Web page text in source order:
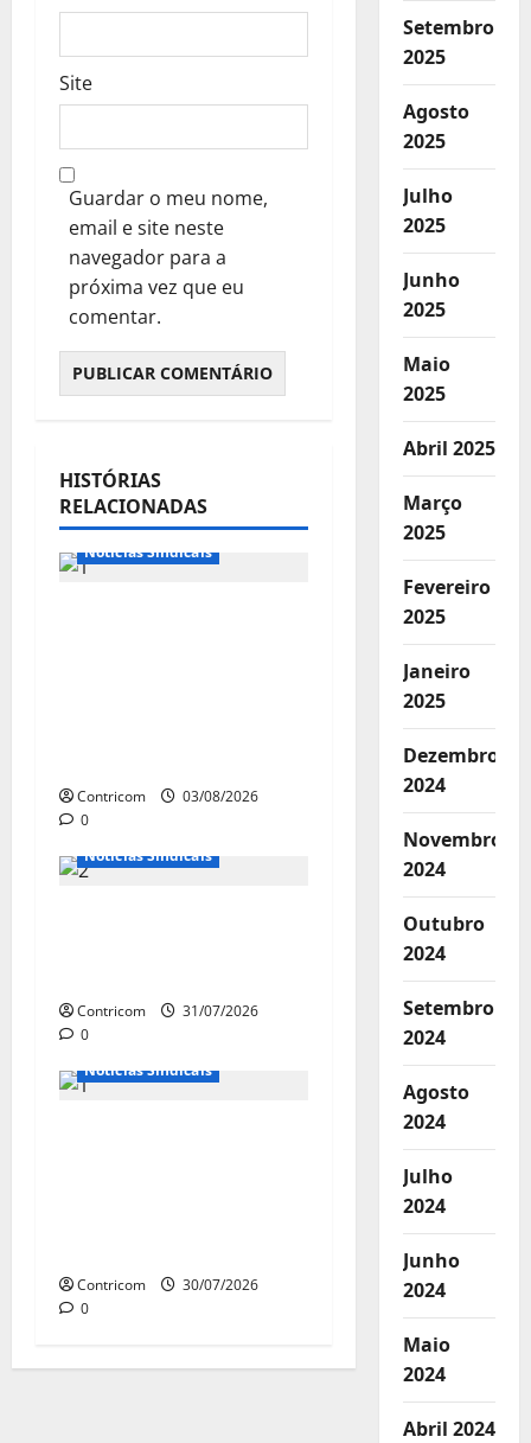
Site
Guardar o meu nome,
email e site neste
navegador para a
próxima vez que eu
comentar.
HISTÓRIAS
RELACIONADAS
Destaques
Notícias de Entidades
Notícias Sindicais
Contricom
03/08/2026
0Notícias de Entidades
Notícias Sindicais
Contricom
31/07/2026
0Notícias de Entidades
Notícias Sindicais
Contricom
30/07/2026
0
Setembro
2025
Agosto
2025
Julho
2025
Junho
2025
Maio
2025
Abril 2025
Março
2025
Fevereiro
2025
Janeiro
2025
Dezembro
2024
Novembro
2024
Outubro
2024
Setembro
2024
Agosto
2024
Julho
2024
Junho
2024
Maio
2024
Abril 2024